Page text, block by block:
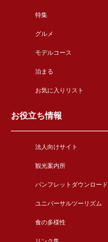
特集
グルメ
モデルコース
泊まる
お気に入りリスト
お役立ち情報
法人向けサイト
観光案内所
パンフレットダウンロード
ユニバーサルツーリズム
食の多様性